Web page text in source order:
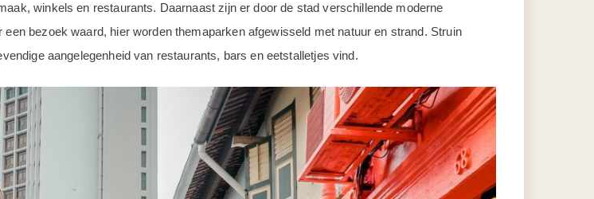
winkels en restaurants. Daarnaast zijn er door de stad verschillende moderne
bezoek waard, hier worden themaparken afgewisseld met natuur en strand. Struin
aangelegenheid van restaurants, bars en eetstalletjes vind.